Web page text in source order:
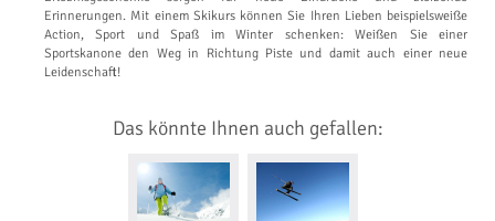
Erinnerungen. Mit einem Skikurs können Sie Ihren Lieben beispielsweiße
Action, Sport und Spaß im Winter schenken: Weißen Sie einer
Sportskanone den Weg in Richtung Piste und damit auch einer neue
Leidenschaft!
Das könnte Ihnen auch gefallen: